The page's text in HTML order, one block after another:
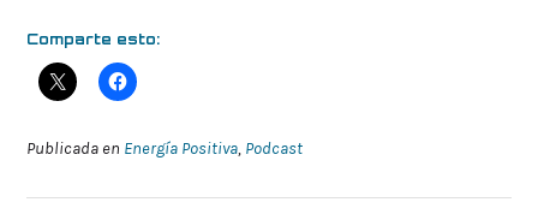
Comparte esto:
Publicada en Energía Positiva, Podcast